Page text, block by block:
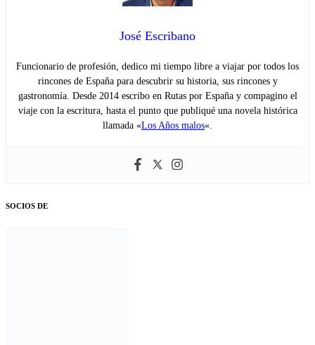
José Escribano
Funcionario de profesión, dedico mi tiempo libre a viajar por todos los
rincones de España para descubrir su historia, sus rincones y
gastronomía. Desde 2014 escribo en Rutas por España y compagino el
viaje con la escritura, hasta el punto que publiqué una novela histórica
llamada «Los Años malos«.
SOCIOS DE